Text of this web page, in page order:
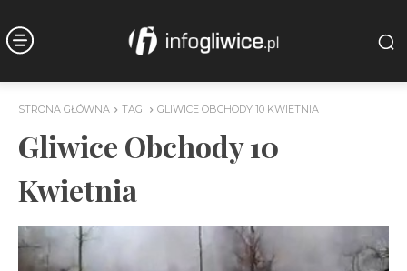
STRONA GŁÓWNA TAGI GLIWICE OBCHODY 10 KWIETNIA
Gliwice Obchody 10
Kwietnia